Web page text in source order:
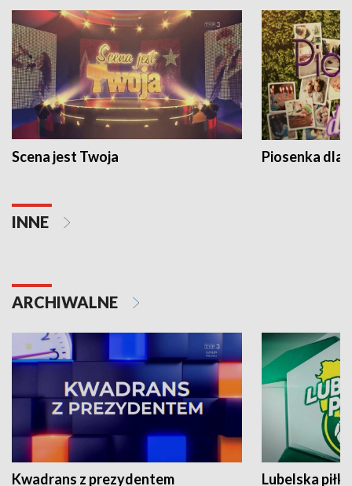
Scena jest Twoja Piosenka dla
INNE
ARCHIWALNE
Kwadrans z prezydentem Lubelska piłka